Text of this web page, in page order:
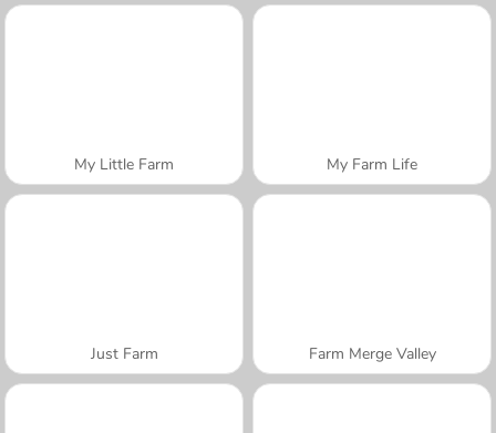
My Little Farm My Farm Life
Just Farm Farm Merge Valley